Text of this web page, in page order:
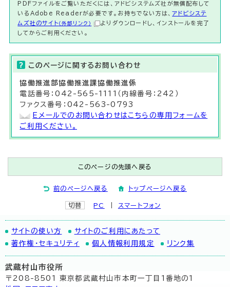
PDFファイルをご覧いただくには、アドビシステムズ社が無償配布して
いるAdobe Readerが必要です。お持ちでない方は、アドビシステ
ムズ社のサイト （外部リンク）
よりダウンロードし、インストールを完了
してからご利用ください。
このページに関する お問い合わせ
協働推進部協働推進課協働推進係
電話番号：042-565-1111（内線番号：242）
ファクス番号：042-563-0793
Eメールでのお問い合わせはこちらの専用フォームを
ご利用ください。
このページの先頭へ戻る
前のページへ戻る トップページへ戻る
切替 PC スマートフォン
サイトの使い方
サイトのご利用にあたって
著作権・セキュリティ
個人情報利用規定 リンク集
武蔵村山市役所
〒208-8501 東京都武蔵村山市本町一丁目1番地の1